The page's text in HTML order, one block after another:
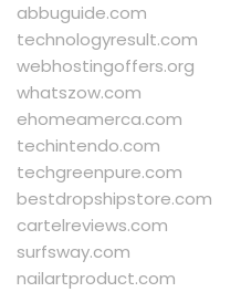
abbuguide.com
technologyresult.com
webhostingoffers.org
whatszow.com
ehomeamerca.com
techintendo.com
techgreenpure.com
bestdropshipstore.com
cartelreviews.com
surfsway.com
nailartproduct.com